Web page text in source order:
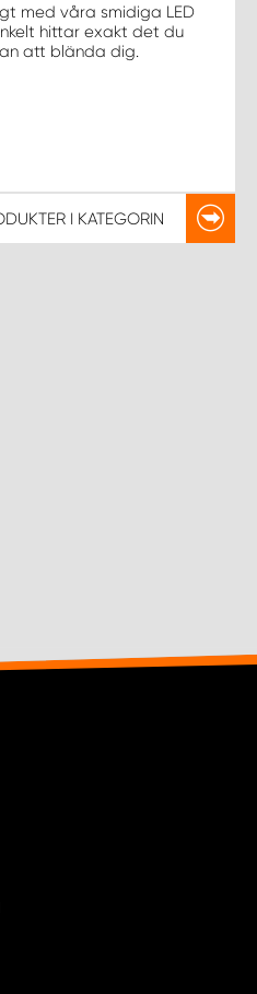
med våra smidiga LED
hittar exakt det du
att blända dig.
I KATEGORIN